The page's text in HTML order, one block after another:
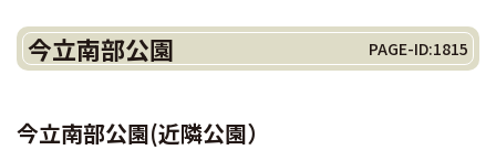
今立南部公園 PAGE-ID:1815
今立南部公園(近隣公園）